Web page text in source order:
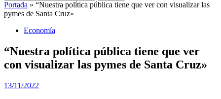
Portada » “Nuestra política pública tiene que ver con visualizar las
pymes de Santa Cruz»
Economía
“Nuestra política pública tiene que ver
con visualizar las pymes de Santa Cruz»
13/11/2022